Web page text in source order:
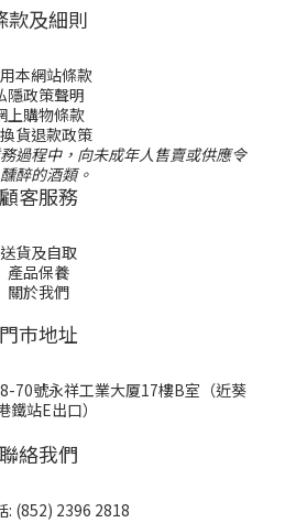
款及細則
本網站條款
隱政策聲明
上購物條款
貨退款政策
過程中，向未成年人售賣或供應令
醉的酒類。
顧客服務
送貨及自取
產品保養
關於我們
門巿地址
70號永祥工業大厦17樓B室（近葵
鐵站E出口）
聯絡我們
: (852) 2396 2818